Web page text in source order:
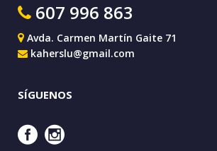
607 996 863
Avda. Carmen Martín Gaite 71
kaherslu@gmail.com
SÍGUENOS